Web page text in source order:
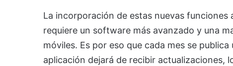
La incorporación de estas nuevas
requiere un software más avanzado y una
móviles. Es por eso que cada mes se
aplicación dejará de recibir actualizaciones,